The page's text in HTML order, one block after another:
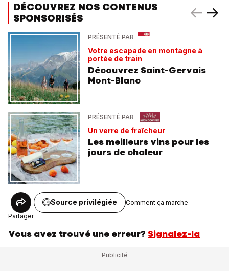
DÉCOUVREZ NOS CONTENUS
SPONSORISÉS
PRÉSENTÉ PAR
Votre escapade en montagne à
portée de train
Découvrez Saint-Gervais
Mont-Blanc
PRÉSENTÉ PAR
Un verre de fraîcheur
Les meilleurs vins pour les
jours de chaleur
Partager
Source privilégiée Comment ça marche
Vous avez trouvé une erreur? Signalez-la